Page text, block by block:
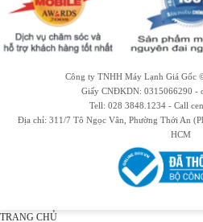
Công ty TNHH Máy Lạnh Giá Gốc
Giấy CNĐKDN: 0315066290 -
Tell: 028 3848.1234 - Call
Địa chỉ: 311/7 Tô Ngọc Vân, Phường Thới An
HCM
TRANG CHỦ